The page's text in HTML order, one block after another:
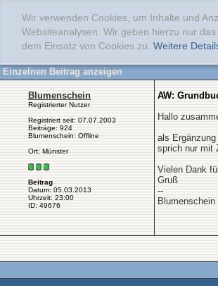
Wir verwenden Cookies, um Inhalte und
Websiteanalysen. Wir geben hierzu nur
dem Einsatz von Cookies zu. Weitere
Einzelnen Beitrag anzeigen
Blumenschein
Registrierter Nutzer
Registriert seit: 07.07.2003
Beiträge: 924
Blumenschein: Offline
Ort: Münster
Beitrag
Datum: 05.03.2013
Uhrzeit: 23:00
ID: 49676
AW:
Hallo
als
sprich nur mit
Vielen Dank
Gruß
--
Blumenschein